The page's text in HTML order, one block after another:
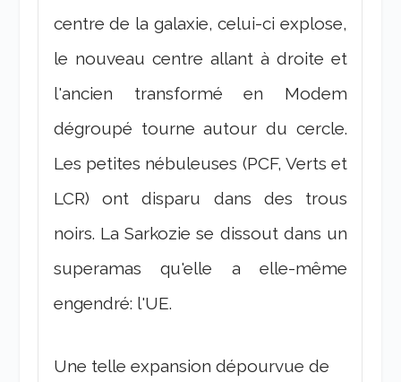
centre de la galaxie, celui-ci explose,
le nouveau centre allant à droite et
l'ancien transformé en Modem
dégroupé tourne autour du cercle.
Les petites nébuleuses (PCF, Verts et
LCR) ont disparu dans des trous
noirs. La Sarkozie se dissout dans un
superamas qu'elle a elle-même
engendré: l'UE.
Une telle expansion dépourvue de